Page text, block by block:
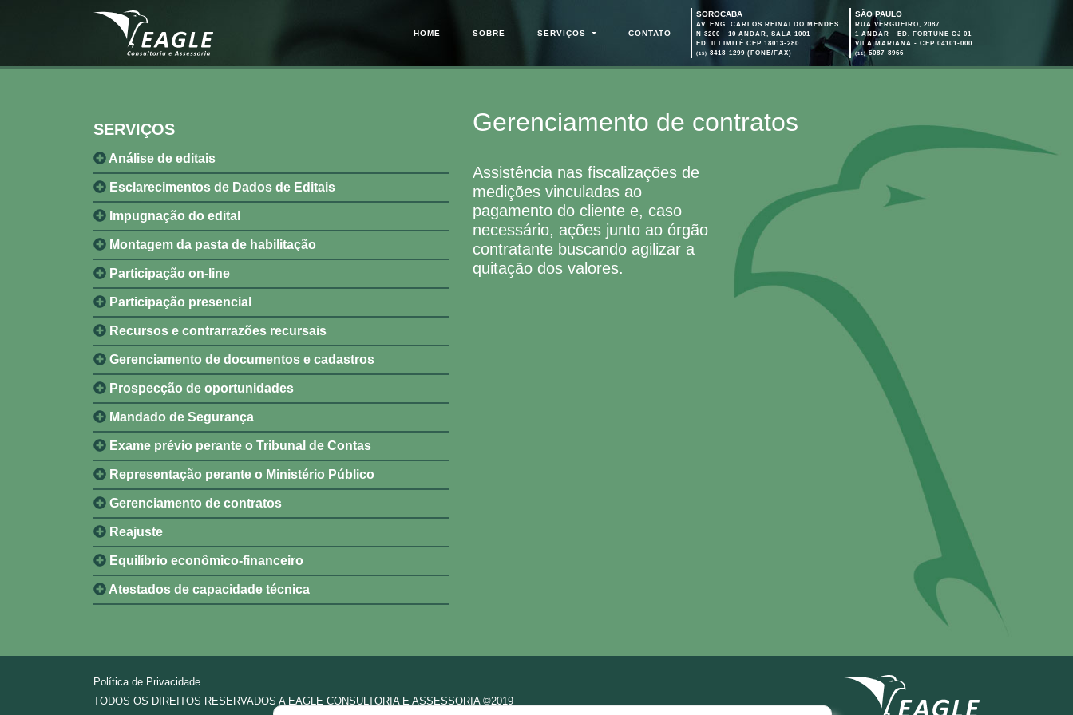
HOME (PÁGINA ATUAL)
SOBRE SERVIÇOS CONTATO
SOROCABA
AV. ENG. CARLOS REINALDO MENDES
N 3200 - 10 ANDAR, SALA 1001
ED. ILLIMITÉ CEP 18013-280
(15) 3418-1299 (FONE/FAX)
SÃO PAULO
RUA VERGUEIRO, 2087
1 ANDAR - ED. FORTUNE CJ 01
VILA MARIANA - CEP 04101-000
(11)5087-8966
SERVIÇOS
Análise de editais
Esclarecimentos de Dados de Editais
Impugnação do edital
Montagem da pasta de habilitação
Participação on-line
Participação presencial
Recursos e contrarrazões recursais
Gerenciamento de documentos e cadastros
Prospecção de oportunidades
Mandado de Segurança
Exame prévio perante o Tribunal de Contas
Representação perante o Ministério Público
Gerenciamento de contratos
Reajuste
Equilíbrio econômico-financeiro
Atestados de capacidade técnica
Gerenciamento de contratos
Assistência nas fiscalizações de
medições vinculadas ao
pagamento do cliente e, caso
necessário, ações junto ao órgão
contratante buscando agilizar a
quitação dos valores.
Política de Privacidade
TODOS OS DIREITOS RESERVADOS A EAGLE CONSULTORIA E ASSESSORIA ©2019